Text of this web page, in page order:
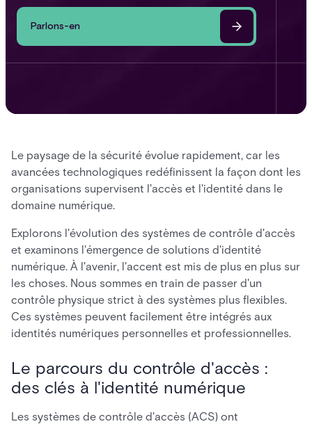
Parlons-en
Le paysage de la sécurité évolue rapidement, car les
avancées technologiques redéfinissent la façon dont les
organisations supervisent l'accès et l'identité dans le
domaine numérique.
Explorons l'évolution des systèmes de contrôle d'accès
et examinons l'émergence de solutions d'identité
numérique. À l'avenir, l'accent est mis de plus en plus sur
les choses. Nous sommes en train de passer d'un
contrôle physique strict à des systèmes plus flexibles.
Ces systèmes peuvent facilement être intégrés aux
identités numériques personnelles et professionnelles.
Le parcours du contrôle d'accès :
des clés à l'identité numérique
Les systèmes de contrôle d'accès (ACS) ont